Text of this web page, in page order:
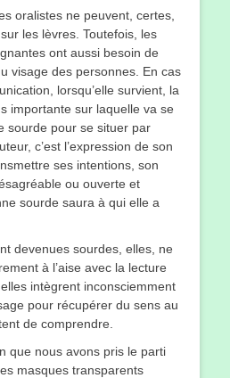
oralistes ne peuvent, certes,
les lèvres. Toutefois, les
ont aussi besoin de
visage des personnes. En cas
lorsqu’elle survient, la
importante sur laquelle va se
sourde pour se situer par
c’est l’expression de son
ses intentions, son
ou ouverte et
sourde saura à qui elle a
devenues sourdes, elles, ne
à l’aise avec la lecture
intègrent inconsciemment
pour récupérer du sens au
de comprendre.
que nous avons pris le parti
masques transparents